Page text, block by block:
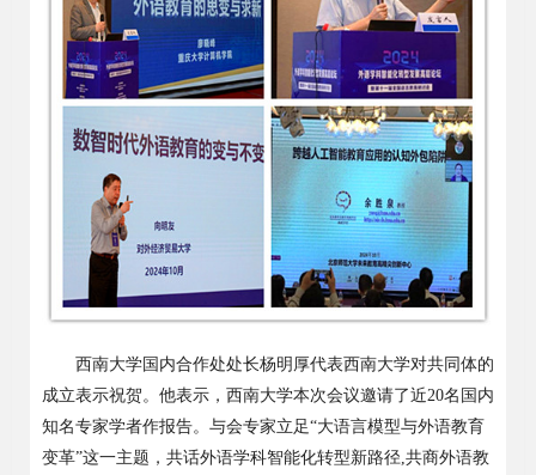
西南大学国内合作处处长杨明厚代表西南大学对共同体的
成立表示祝贺。他表示，西南大学本次会议邀请了近20名国内
知名专家学者作报告。与会专家立足“大语言模型与外语教育
变革”这一主题，共话外语学科智能化转型新路径,共商外语教